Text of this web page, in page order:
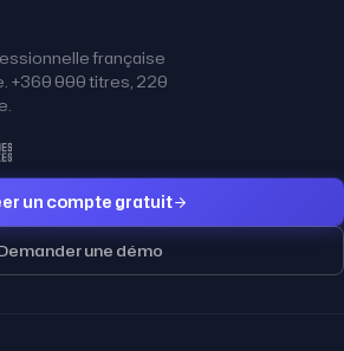
française
+360 000 titres, 220
un compte gratuit
une démo